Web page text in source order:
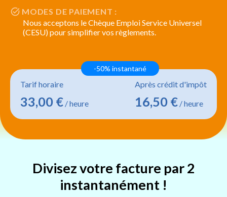
MODES DE PAIEMENT :
Nous acceptons le Chèque Emploi Service Universel
(CESU) pour simplifier vos règlements.
Tarif horaire
33,00 € / heure
Après crédit d'impôt
16,50 € / heure
-50% instantané
Divisez votre facture par 2
instantanément !